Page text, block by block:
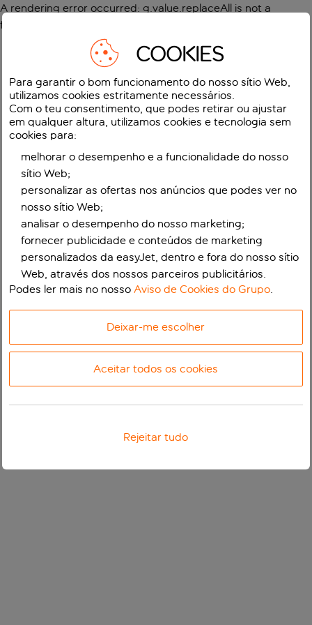
A rendering error occurred: g.value.replaceAll is not a
function
COOKIES
Para garantir o bom funcionamento do nosso sítio Web,
utilizamos cookies estritamente necessários.
Com o teu consentimento, que podes retirar ou ajustar
em qualquer altura, utilizamos cookies e tecnologia sem
cookies para:
melhorar o desempenho e a funcionalidade do nosso
sítio Web;
personalizar as ofertas nos anúncios que podes ver no
nosso sítio Web;
analisar o desempenho do nosso marketing;
fornecer publicidade e conteúdos de marketing
personalizados da easyJet, dentro e fora do nosso sítio
Web, através dos nossos parceiros publicitários.
Podes ler mais no nossoAviso de Cookies do Grupo.
Deixar-me escolher
Aceitar todos os cookies
Rejeitar tudo